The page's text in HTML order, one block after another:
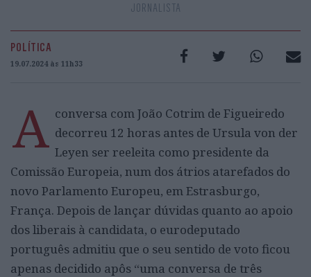
JORNALISTA
POLÍTICA
19.07.2024 às 11h33
A conversa com João Cotrim de Figueiredo
decorreu 12 horas antes de Ursula von der
Leyen ser reeleita como presidente da
Comissão Europeia, num dos átrios atarefados do
novo Parlamento Europeu, em Estrasburgo,
França. Depois de lançar dúvidas quanto ao apoio
dos liberais à candidata, o eurodeputado
português admitiu que o seu sentido de voto ficou
apenas decidido apôs “uma conversa de três